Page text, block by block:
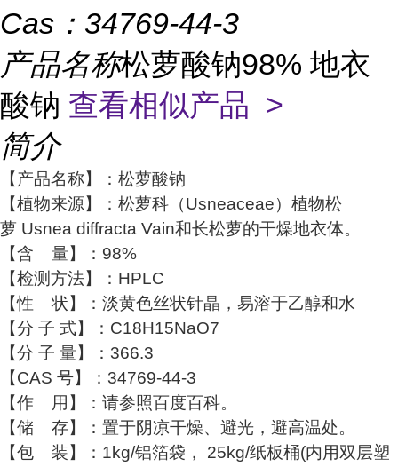
Cas： 34769-44-3
产品名称松萝酸钠98% 地衣
酸钠 查看相似产品 >
简介
【产品名称】：松萝酸钠
【植物来源】：松萝科（Usneaceae）植物松
萝 Usnea diffracta Vain和长松萝的干燥地衣体。
【含 量】：98%
【检测方法】：HPLC
【性 状】：淡黄色丝状针晶，易溶于乙醇和水
【分 子 式】：C18H15NaO7
【分 子 量】：366.3
【CAS 号】：34769-44-3
【作 用】：请参照百度百科。
【储 存】：置于阴凉干燥、避光，避高温处。
【包 装】：1kg/铝箔袋， 25kg/纸板桶(内用双层塑